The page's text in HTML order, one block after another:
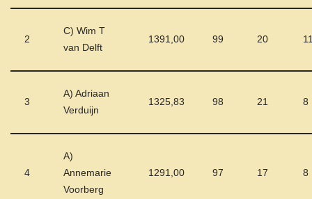
2
C) Wim T
van Delft
1391,00 99 20
3
A) Adriaan
Verduijn
1325,83 98 21 8
4
A)
Annemarie
Voorberg
1291,00 97 17 8